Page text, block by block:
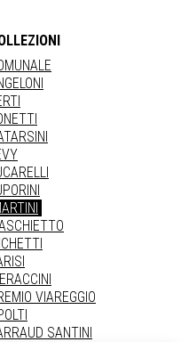
VIAREGGIO
SANTINI